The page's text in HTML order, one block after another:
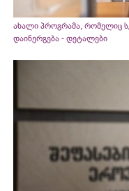
ახალი პროგრამა, რომელიც
დაინერგება - დეტალები